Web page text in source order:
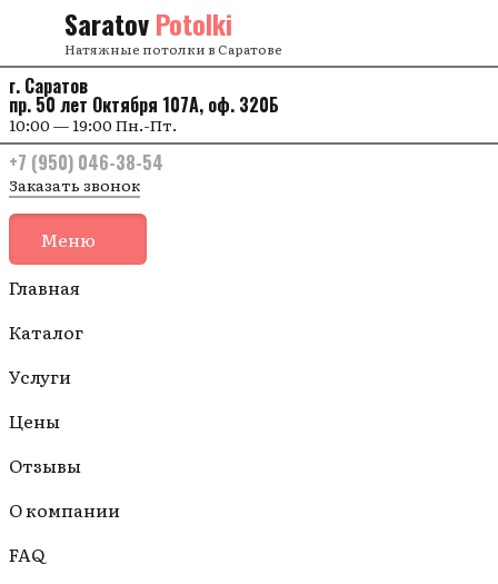
Перейти к содержанию
SaratovPotolki
Натяжные потолки в Саратове
г. Саратов
пр. 50 лет Октября 107А, оф. 320Б
10:00 — 19:00 Пн.-Пт.
+7 (950) 046-38-54
Заказать звонок
Меню
Главная
Каталог
Услуги
Цены
Отзывы
О компании
FAQ